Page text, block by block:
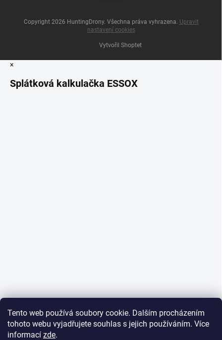
Tento web používá soubory cookie. Dalším procházením
tohoto webu vyjadřujete souhlas s jejich používáním. Více
informací zde.
Vytvořil Shoptet
Copyright 2026 HuntingDrony. Všechna práva vyhrazena. Upravit
nastavení cookies
×
Splátková kalkulačka ESSOX